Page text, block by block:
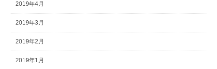
2019年4月
2019年3月
2019年2月
2019年1月